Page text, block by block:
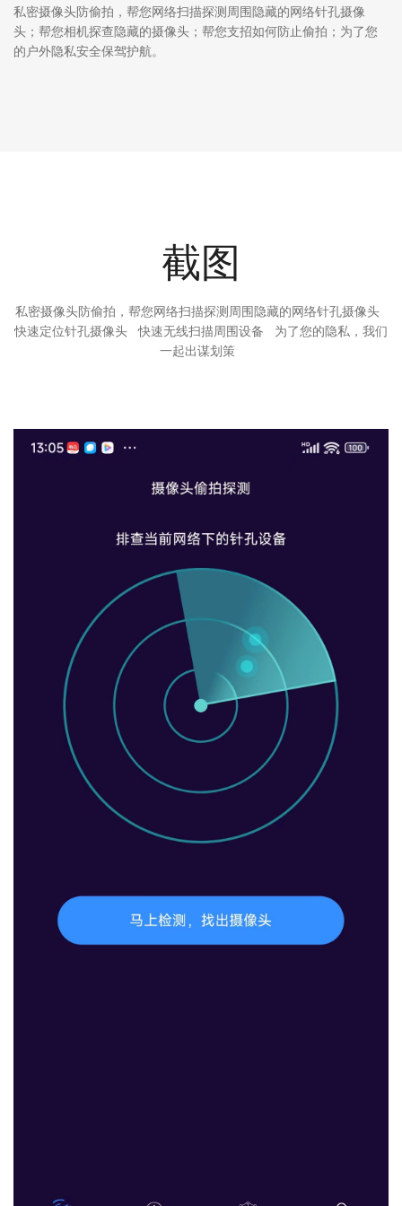
私密摄像头防偷拍，帮您网络扫描探测周围隐藏的网络针孔摄像
头；帮您相机探查隐藏的摄像头；帮您支招如何防止偷拍；为了您
的户外隐私安全保驾护航。
截图
私密摄像头防偷拍，帮您网络扫描探测周围隐藏的网络针孔摄像头
快速定位针孔摄像头 快速无线扫描周围设备 为了您的隐私，我们
一起出谋划策